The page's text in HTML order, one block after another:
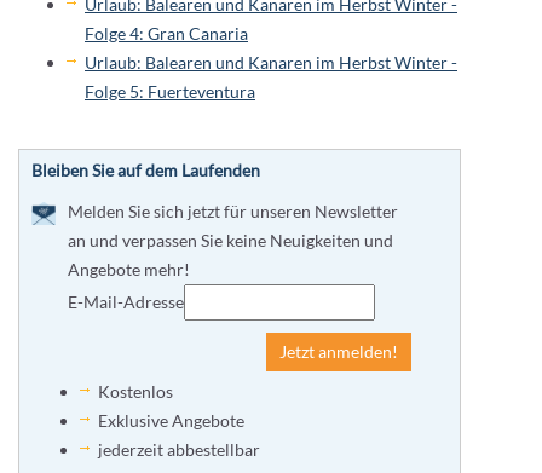
Urlaub: Balearen und Kanaren im Herbst Winter -
Folge 4: Gran Canaria
Urlaub: Balearen und Kanaren im Herbst Winter -
Folge 5: Fuerteventura
Bleiben Sie auf dem Laufenden
Melden Sie sich jetzt für unseren Newsletter
an und verpassen Sie keine Neuigkeiten und
Angebote mehr!
E-Mail-Adresse
Jetzt anmelden!
Kostenlos
Exklusive Angebote
jederzeit abbestellbar